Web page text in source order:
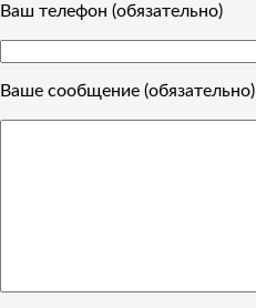
Ваш телефон (обязательно)
Ваше сообщение (обязательно)